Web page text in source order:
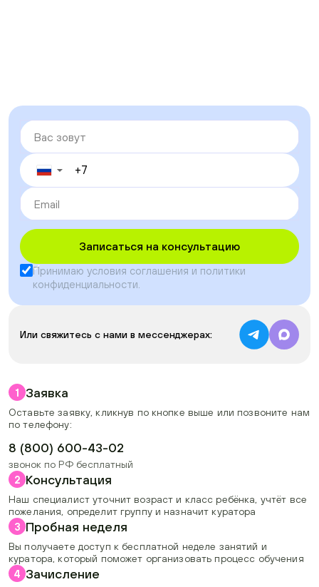
▼
Записаться на консультацию
Принимаю условия соглашения и политики
конфиденциальности.
Или свяжитесь с нами в мессенджерах:
1 Заявка
Оставьте заявку, кликнув по кнопке выше или позвоните нам
по телефону:
8 (800) 600-43-02
звонок по РФ бесплатный
2 Консультация
Наш специалист уточнит возраст и класс ребёнка, учтёт все
пожелания, определит группу и назначит куратора
3 Пробная неделя
Вы получаете доступ к бесплатной неделе занятий и
куратора, который поможет организовать процесс обучения
4 Зачисление